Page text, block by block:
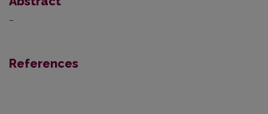
–
References